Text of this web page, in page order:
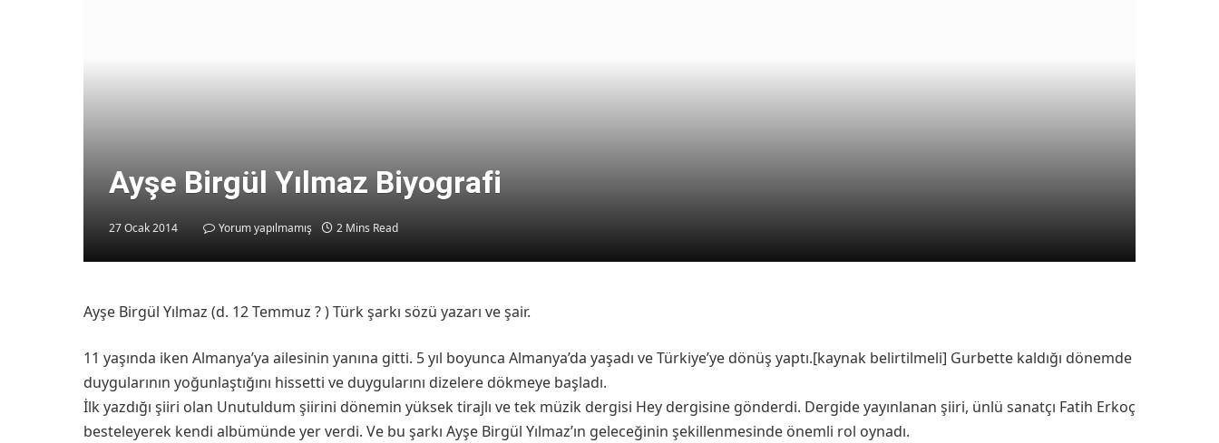
Ayşe Birgül Yılmaz Biyografi
27 Ocak 2014 Yorum yapılmamış 2 Mins Read
Ayşe Birgül Yılmaz (d. 12 Temmuz ? ) Türk şarkı sözü yazarı ve şair.
11 yaşında iken Almanya’ya ailesinin yanına gitti. 5 yıl boyunca Almanya’da yaşadı ve Türkiye’ye dönüş yaptı.[kaynak belirtilmeli] Gurbette kaldığı dönemde
duygularının yoğunlaştığını hissetti ve duygularını dizelere dökmeye başladı.
İlk yazdığı şiiri olan Unutuldum şiirini dönemin yüksek tirajlı ve tek müzik dergisi Hey dergisine gönderdi. Dergide yayınlanan şiiri, ünlü sanatçı Fatih Erkoç
besteleyerek kendi albümünde yer verdi. Ve bu şarkı Ayşe Birgül Yılmaz’ın geleceğinin şekillenmesinde önemli rol oynadı.